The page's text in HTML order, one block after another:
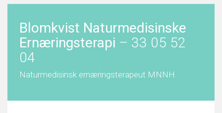
Blomkvist Naturmedisinske
Ernæringsterapi – 33 05 52
04
Naturmedisinsk ernæringsterapeut MNNH